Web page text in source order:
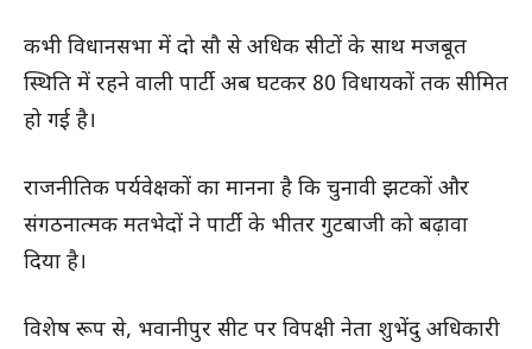
कभी विधानसभा में दो सौ से अधिक सीटों के साथ मजबूत
स्थिति में रहने वाली पार्टी अब घटकर 80 विधायकों तक सीमित
हो गई है।
राजनीतिक पर्यवेक्षकों का मानना है कि चुनावी झटकों और
संगठनात्मक मतभेदों ने पार्टी के भीतर गुटबाजी को बढ़ावा
दिया है।
विशेष रूप से, भवानीपुर सीट पर विपक्षी नेता शुभेंदु अधिकारी